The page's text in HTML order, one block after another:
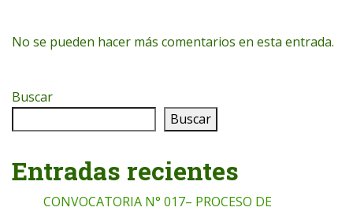
No se pueden hacer más comentarios en esta entrada.
Buscar
Buscar
Entradas recientes
CONVOCATORIA N° 017– PROCESO DE